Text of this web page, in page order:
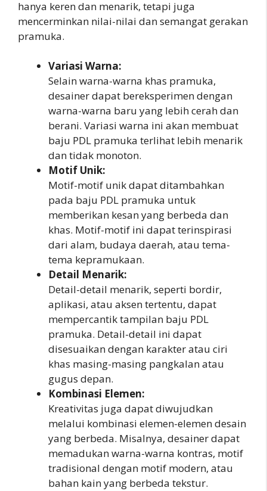
hanya keren dan menarik, tetapi juga
mencerminkan nilai-nilai dan semangat gerakan
pramuka.
Variasi Warna:
Selain warna-warna khas pramuka,
desainer dapat bereksperimen dengan
warna-warna baru yang lebih cerah dan
berani. Variasi warna ini akan membuat
baju PDL pramuka terlihat lebih menarik
dan tidak monoton.
Motif Unik:
Motif-motif unik dapat ditambahkan
pada baju PDL pramuka untuk
memberikan kesan yang berbeda dan
khas. Motif-motif ini dapat terinspirasi
dari alam, budaya daerah, atau tema-
tema kepramukaan.
Detail Menarik:
Detail-detail menarik, seperti bordir,
aplikasi, atau aksen tertentu, dapat
mempercantik tampilan baju PDL
pramuka. Detail-detail ini dapat
disesuaikan dengan karakter atau ciri
khas masing-masing pangkalan atau
gugus depan.
Kombinasi Elemen:
Kreativitas juga dapat diwujudkan
melalui kombinasi elemen-elemen desain
yang berbeda. Misalnya, desainer dapat
memadukan warna-warna kontras, motif
tradisional dengan motif modern, atau
bahan kain yang berbeda tekstur.